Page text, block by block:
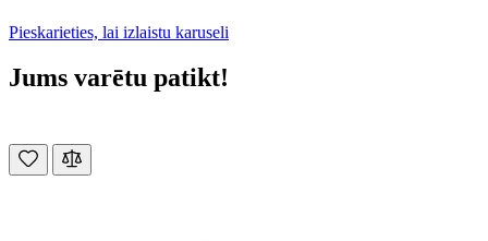
Pieskarieties, lai izlaistu karuseli
Jums varētu patikt!